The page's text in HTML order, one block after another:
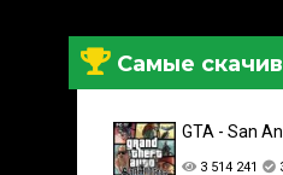
Самые
GTA - San
3 514 241